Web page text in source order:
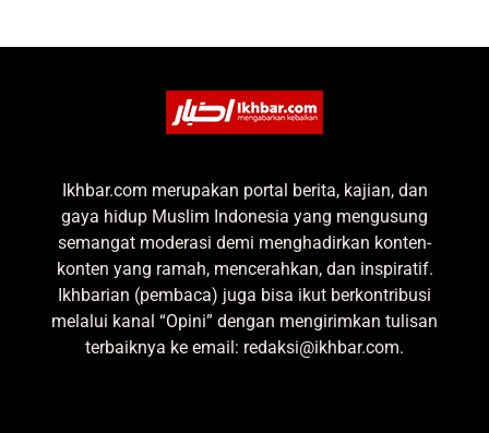
Ikhbar.com merupakan portal berita, kajian, dan
gaya hidup Muslim Indonesia yang mengusung
semangat moderasi demi menghadirkan konten-
konten yang ramah, mencerahkan, dan inspiratif.
Ikhbarian (pembaca) juga bisa ikut berkontribusi
melalui kanal “Opini” dengan mengirimkan tulisan
terbaiknya ke email: redaksi@ikhbar.com.